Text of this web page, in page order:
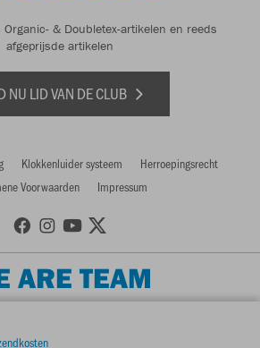
Organic- & Doubletex-artikelen en reeds
afgeprijsde artikelen
NU LID VAN DE CLUB
Klokkenluider systeem
Herroepingsrecht
Voorwaarden
Impressum
ARE TEAM